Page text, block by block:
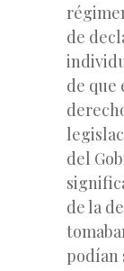
de
de que
del
de la
podían